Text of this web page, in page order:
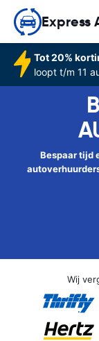
Express
Tot 20%
loopt t/m 11
Bespaar tijd
Wij